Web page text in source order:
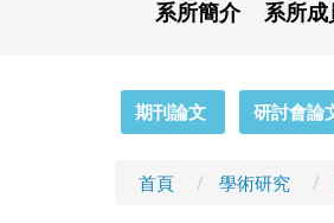
系所簡介 系所成
期刊論文 研討會論
首頁 學術研究